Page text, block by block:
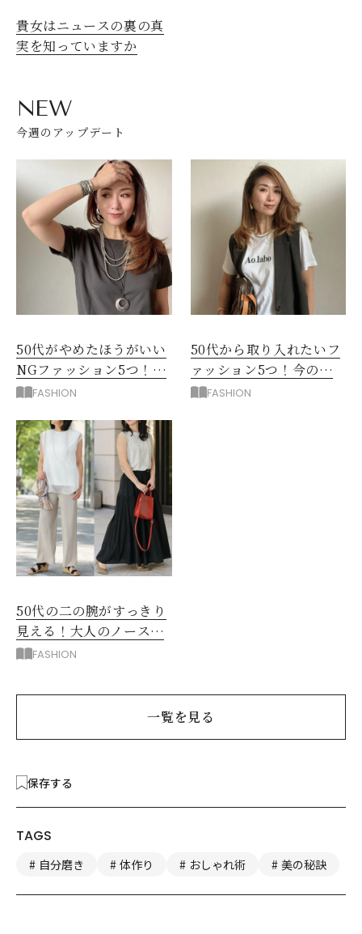
貴女はニュースの裏の真
実を知っていますか
NEW
今週のアップデート
50代がやめたほうがいい
NGファッション5つ！手
持ち服を見直すコツ
FASHION
50代から取り入れたいフ
ァッション5つ！今の自
分をきれいに見せる服選
FASHION
50代の二の腕がすっきり
見える！大人のノースリ
ーブコーデ5選
FASHION
一覧を見る
保存する
TAGS
自分磨き 体作り おしゃれ術 美の秘訣